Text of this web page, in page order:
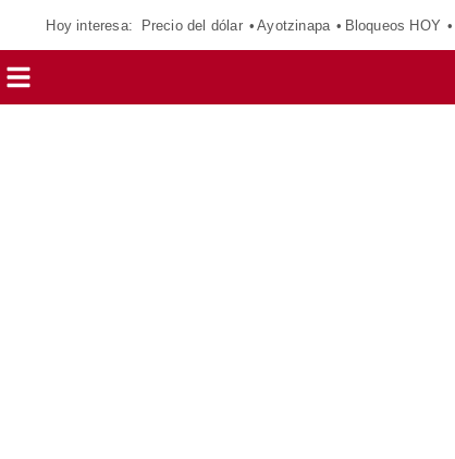
Hoy interesa: Precio del dólar Ayotzinapa Bloqueos HOY